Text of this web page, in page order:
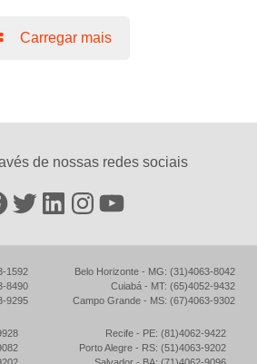
Carregar mais
de nossas redes sociais
Twitter
LinkedIn
Instagram
YouTube
1592
8490
9295
Belo Horizonte - MG: (31)4063-8042
Cuiabá - MT: (65)4052-9432
Campo Grande - MS: (67)4063-9302
Recife - PE: (81)4062-9422
Porto Alegre - RS: (51)4063-9202
Salvador - BA: (71)4062-9096